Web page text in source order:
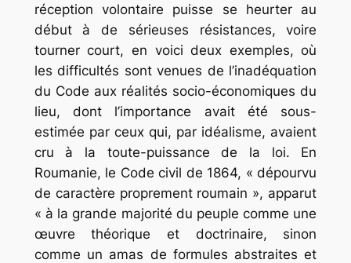
réception volontaire puisse se heurter au
début à de sérieuses résistances, voire
tourner court, en voici deux exemples, où
les difficultés sont venues de l’inadéquation
du Code aux réalités socio-économiques du
lieu, dont l’importance avait été sous-
estimée par ceux qui, par idéalisme, avaient
cru à la toute-puissance de la loi. En
Roumanie, le Code civil de 1864, « dépourvu
de caractère proprement roumain », apparut
« à la grande majorité du peuple comme une
œuvre théorique et doctrinaire, sinon
comme un amas de formules abstraites et